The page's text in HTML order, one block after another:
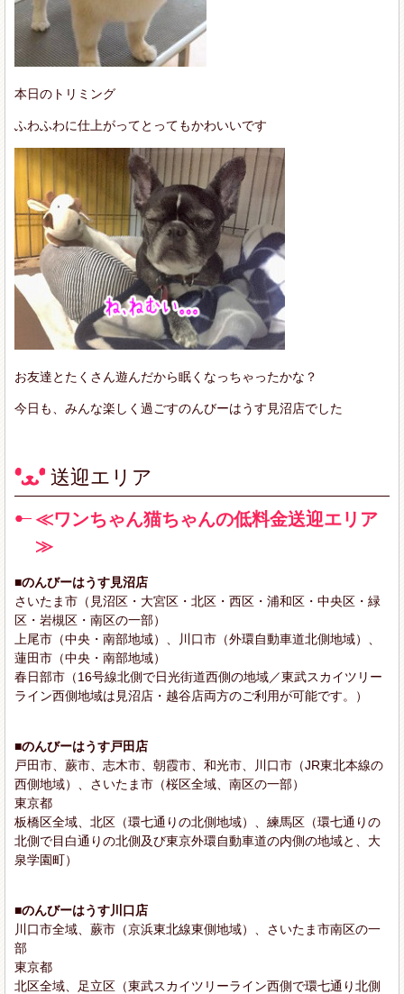
本日のトリミング
ふわふわに仕上がってとってもかわいいです
お友達とたくさん遊んだから眠くなっちゃったかな？
今日も、みんな楽しく過ごすのんびーはうす見沼店でした
送迎エリア
≪ワンちゃん猫ちゃんの低料金送迎エリア
≫
■のんびーはうす見沼店
さいたま市（見沼区・大宮区・北区・西区・浦和区・中央区・緑
区・岩槻区・南区の一部）
上尾市（中央・南部地域）、川口市（外環自動車道北側地域）、
蓮田市（中央・南部地域）
春日部市（16号線北側で日光街道西側の地域／東武スカイツリー
ライン西側地域は見沼店・越谷店両方のご利用が可能です。）
■のんびーはうす戸田店
戸田市、蕨市、志木市、朝霞市、和光市、川口市（JR東北本線の
西側地域）、さいたま市（桜区全域、南区の一部）
東京都
板橋区全域、北区（環七通りの北側地域）、練馬区（環七通りの
北側で目白通りの北側及び東京外環自動車道の内側の地域と、大
泉学園町）
■のんびーはうす川口店
川口市全域、蕨市（京浜東北線東側地域）、さいたま市南区の一
部
東京都
北区全域、足立区（東武スカイツリーライン西側で環七通り北側